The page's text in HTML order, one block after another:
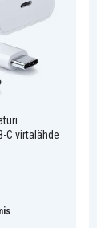
C virtalähde